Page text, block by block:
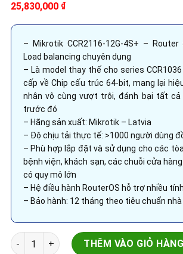
25,830,000 ₫
– Mikrotik CCR2116-12G-4S+ –
Load balancing chuyên dụng
– Là model thay thế cho series
cấp về Chip cấu trúc 64-bit, mang lại
nhân vô cùng vượt trội, đánh bại tất cả
trước đó
– Hãng sản xuất: Mikrotik – Latvia
– Độ chịu tải thực tế: >1000 người dùng
– Phù hợp lắp đặt và sử dụng cho các
bệnh viện, khách sạn, các chuỗi cửa
có quy mô lớn
– Hệ điều hành RouterOS hỗ trợ nhiều
– Bảo hành: 12 tháng theo tiêu chuẩn
Router Cân Bằng Tải Mikrotik CCR2116-
THÊM VÀO GIỎ HÀNG